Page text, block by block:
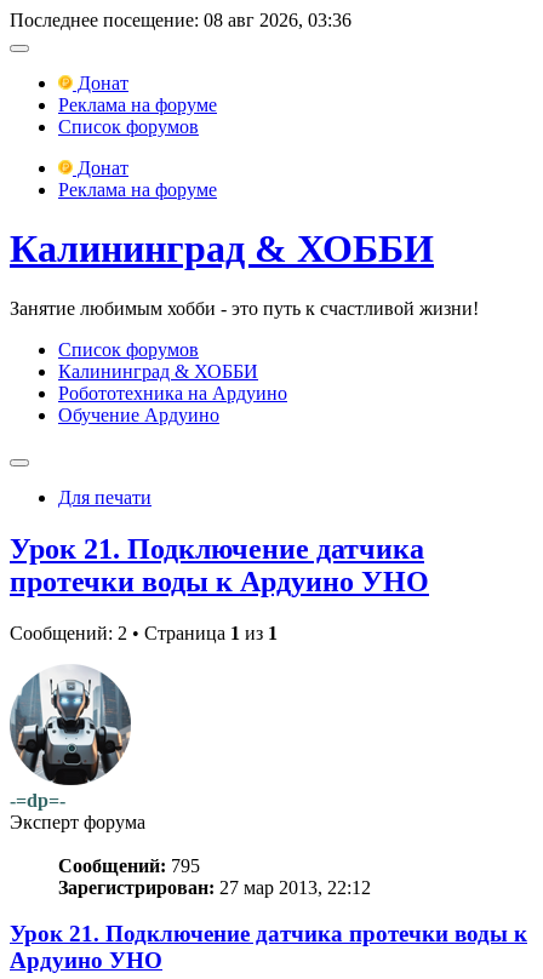
Последнее посещение: 08 авг 2026, 03:36
Донат
Реклама на форуме
Список форумов
Донат
Реклама на форуме
Калининград & ХОББИ
Занятие любимым хобби - это путь к счастливой жизни!
Список форумов
Калининград & ХОББИ
Робототехника на Ардуино
Обучение Ардуино
Для печати
Урок 21. Подключение датчика
протечки воды к Ардуино УНО
Сообщений: 2 • Страница 1 из 1
-=dp=-
Эксперт форума
Сообщений: 795
Зарегистрирован: 27 мар 2013, 22:12
Урок 21. Подключение датчика протечки воды к
Ардуино УНО